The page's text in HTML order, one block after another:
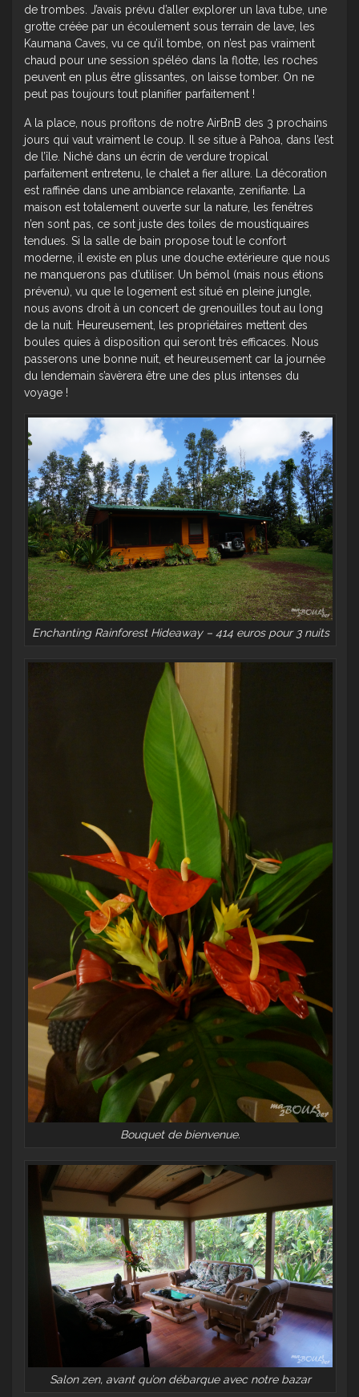
de trombes. J’avais prévu d’aller explorer un lava tube, une
grotte créée par un écoulement sous terrain de lave, les
Kaumana Caves, vu ce qu’il tombe, on n’est pas vraiment
chaud pour une session spéléo dans la flotte, les roches
peuvent en plus être glissantes, on laisse tomber. On ne
peut pas toujours tout planifier parfaitement !
A la place, nous profitons de notre AirBnB des 3 prochains
jours qui vaut vraiment le coup. Il se situe à Pahoa, dans l’est
de l’île. Niché dans un écrin de verdure tropical
parfaitement entretenu, le chalet a fier allure. La décoration
est raffinée dans une ambiance relaxante, zenifiante. La
maison est totalement ouverte sur la nature, les fenêtres
n’en sont pas, ce sont juste des toiles de moustiquaires
tendues. Si la salle de bain propose tout le confort
moderne, il existe en plus une douche extérieure que nous
ne manquerons pas d’utiliser. Un bémol (mais nous étions
prévenu), vu que le logement est situé en pleine jungle,
nous avons droit à un concert de grenouilles tout au long
de la nuit. Heureusement, les propriétaires mettent des
boules quies à disposition qui seront très efficaces. Nous
passerons une bonne nuit, et heureusement car la journée
du lendemain s’avèrera être une des plus intenses du
voyage !
Enchanting Rainforest Hideaway – 414 euros pour 3 nuits
Bouquet de bienvenue.
Salon zen, avant qu’on débarque avec notre bazar